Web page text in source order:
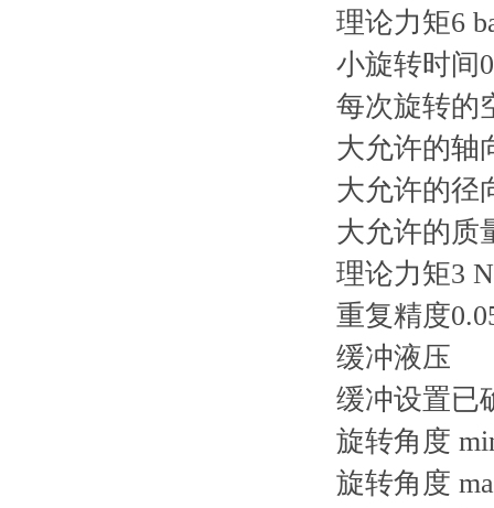
理论力矩6
小旋转时间
每次旋转的
大允许的轴
大允许的径
大允许的质
理论力矩3
重复精度
缓冲液压
缓冲设置已
旋转角度
旋转角度